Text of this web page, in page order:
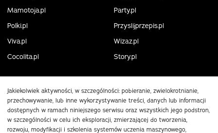
Mamotoja.pl
Party.pl
Polki.pl
Przyslijprzepis.pl
Viva.pl
Wizaz.pl
Cocolita.pl
Story.pl
Jakiekolwiek aktywności, w szczególności: pobieranie, zwielokrotnianie,
przechowywanie, lub inne wykorzystywanie treści, danych lub informacji
dostępnych w ramach niniejszego serwisu oraz wszystkich jego podstron,
w szczególności w celu ich eksploracji, zmierzającej do tworzenia,
rozwoju, modyfikacji i szkolenia systemów uczenia maszynowego,